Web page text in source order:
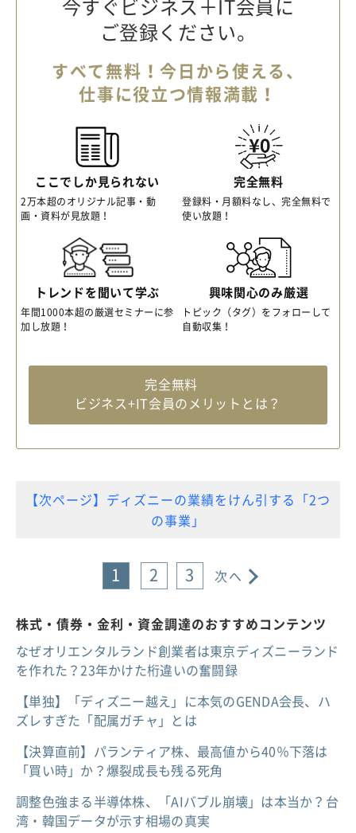
今すぐビジネス＋IT会員に
ご登録ください。
すべて無料！今日から使える、
仕事に役立つ情報満載！
ここでしか見られない
2万本超のオリジナル記事・動
画・資料が見放題！
完全無料
登録料・月額料なし、完全無料で
使い放題！
トレンドを聞いて学ぶ
年間1000本超の厳選セミナーに参
加し放題！
興味関心のみ厳選
トピック（タグ）をフォローして
自動収集！
完全無料
ビジネス+IT会員のメリットとは？
【次ページ】ディズニーの業績をけん引する「2つ
の事業」
1 2 3 次へ
株式・債券・金利・資金調達のおすすめコンテンツ
なぜオリエンタルランド創業者は東京ディズニーランド
を作れた？23年かけた桁違いの奮闘録
【単独】「ディズニー越え」に本気のGENDA会長、ハ
ズレすぎた「配属ガチャ」とは
【決算直前】パランティア株、最高値から40％下落は
「買い時」か？爆裂成長も残る死角
調整色強まる半導体株、「AIバブル崩壊」は本当か？台
湾・韓国データが示す相場の真実